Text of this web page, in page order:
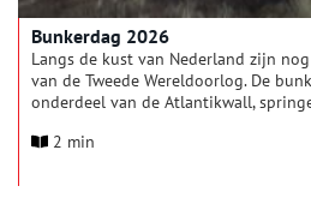
Bunkerdag 2026
Langs de kust van Nederland zijn
van de Tweede Wereldoorlog. De
onderdeel van de Atlantikwall,
zaterdag 30 mei 2026. Met meer dan
2 min